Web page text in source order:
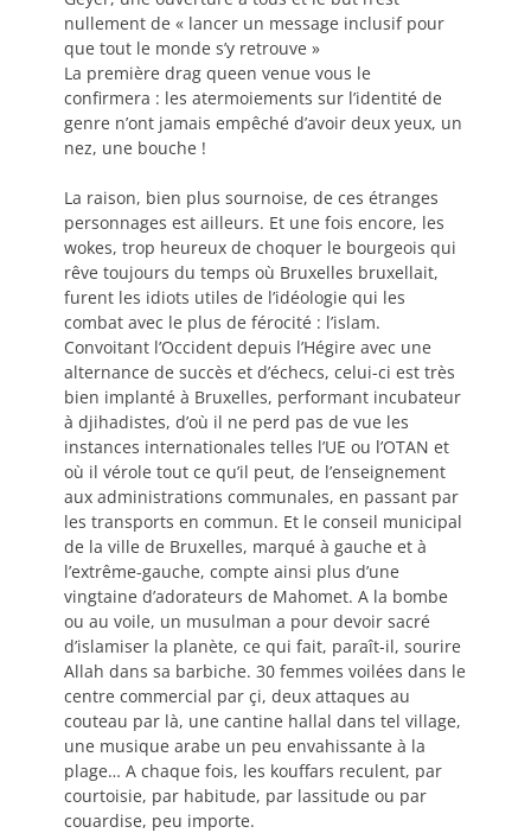
nullement de « lancer un message inclusif pour
que tout le monde s’y retrouve »
La première drag queen venue vous le
confirmera : les atermoiements sur l’identité de
genre n’ont jamais empêché d’avoir deux yeux, un
nez, une bouche !
La raison, bien plus sournoise, de ces étranges
personnages est ailleurs. Et une fois encore, les
wokes, trop heureux de choquer le bourgeois qui
rêve toujours du temps où Bruxelles bruxellait,
furent les idiots utiles de l’idéologie qui les
combat avec le plus de férocité : l’islam.
Convoitant l’Occident depuis l’Hégire avec une
alternance de succès et d’échecs, celui-ci est très
bien implanté à Bruxelles, performant incubateur
à djihadistes, d’où il ne perd pas de vue les
instances internationales telles l’UE ou l’OTAN et
où il vérole tout ce qu’il peut, de l’enseignement
aux administrations communales, en passant par
les transports en commun. Et le conseil municipal
de la ville de Bruxelles, marqué à gauche et à
l’extrême-gauche, compte ainsi plus d’une
vingtaine d’adorateurs de Mahomet. A la bombe
ou au voile, un musulman a pour devoir sacré
d’islamiser la planète, ce qui fait, paraît-il, sourire
Allah dans sa barbiche. 30 femmes voilées dans le
centre commercial par çi, deux attaques au
couteau par là, une cantine hallal dans tel village,
une musique arabe un peu envahissante à la
plage… A chaque fois, les kouffars reculent, par
courtoisie, par habitude, par lassitude ou par
couardise, peu importe.